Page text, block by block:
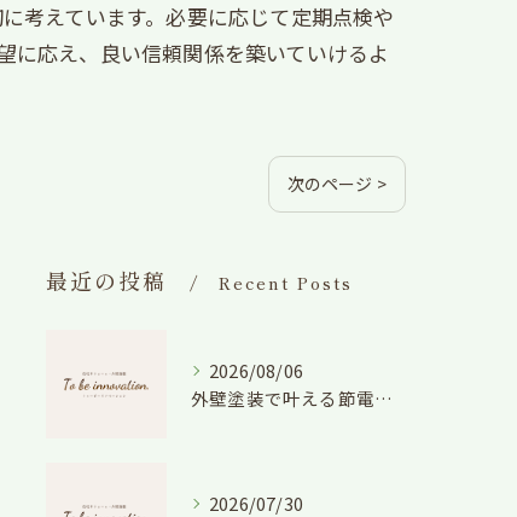
考えています。必要に応じて定期点検や
に応え、良い信頼関係を築いていけるよ
次のページ >
最近の投稿 Recent Posts
2026/08/06
外壁塗装で叶える節電効果と愛知県の相場や色選びのポイントを徹底解説
2026/07/30